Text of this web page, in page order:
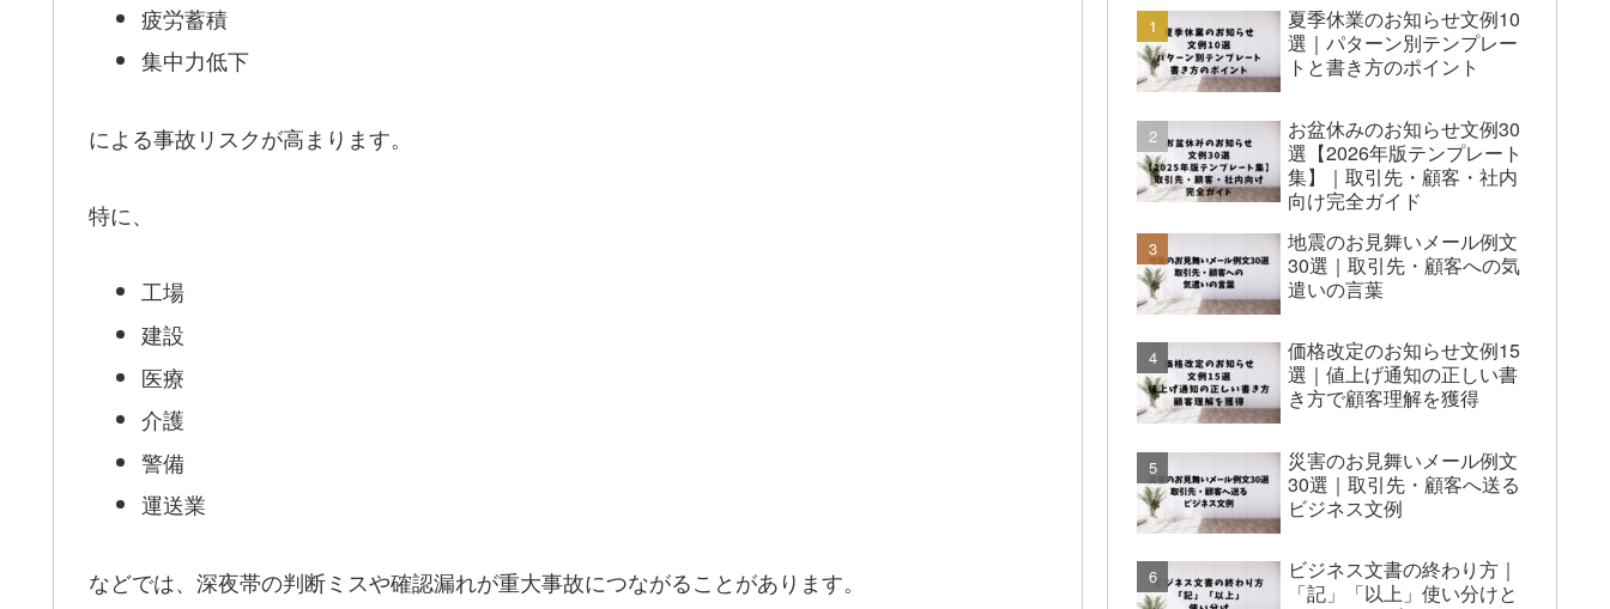
疲労蓄積
集中力低下
による事故リスクが高まります。
特に、
工場
建設
医療
介護
警備
運送業
などでは、深夜帯の判断ミスや確認漏れが重大事故につながることがあります。
夏季休業のお知らせ文例10
選｜パターン別テンプレー
トと書き方のポイント
お盆休みのお知らせ文例30
選【2026年版テンプレート
集】｜取引先・顧客・社内
向け完全ガイド
地震のお見舞いメール例文
30選｜取引先・顧客への気
遣いの言葉
価格改定のお知らせ文例15
選｜値上げ通知の正しい書
き方で顧客理解を獲得
災害のお見舞いメール例文
30選｜取引先・顧客へ送る
ビジネス文例
ビジネス文書の終わり方｜
「記」「以上」使い分けと